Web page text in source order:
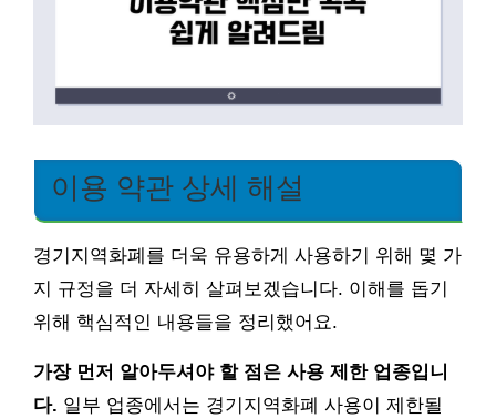
이용 약관 상세 해설
경기지역화폐를 더욱 유용하게 사용하기 위해 몇 가
지 규정을 더 자세히 살펴보겠습니다. 이해를 돕기
위해 핵심적인 내용들을 정리했어요.
가장 먼저 알아두셔야 할 점은 사용 제한 업종입니
다. 일부 업종에서는 경기지역화폐 사용이 제한될